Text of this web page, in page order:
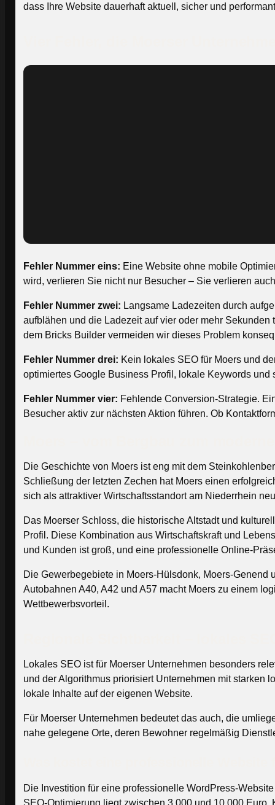
dass Ihre Website dauerhaft aktuell, sicher und
Fehler Nummer eins: Eine Website ohne mobile
wird, verlieren Sie nicht nur Besucher – Sie verlieren
Fehler Nummer zwei: Langsame Ladezeiten durch
aufblähen und die Ladezeit auf vier oder mehr
dem Bricks Builder vermeiden wir dieses Problem
Fehler Nummer drei: Kein lokales SEO für Moers und
optimiertes Google Business Profil, lokale Keywords und
Fehler Nummer vier: Fehlende Conversion-Strategie.
Besucher aktiv zur nächsten Aktion führen. Ob
Die Geschichte von Moers ist eng mit dem
Schließung der letzten Zechen hat Moers einen
sich als attraktiver Wirtschaftsstandort am Niederrhein
Das Moerser Schloss, die historische Altstadt und
Profil. Diese Kombination aus Wirtschaftskraft und
und Kunden ist groß, und eine professionelle Online-
Die Gewerbegebiete in Moers-Hülsdonk, Moers-
Autobahnen A40, A42 und A57 macht Moers zu einem
Wettbewerbsvorteil.
Lokales SEO ist für Moerser Unternehmen besonders
und der Algorithmus priorisiert Unternehmen mit
lokale Inhalte auf der eigenen Website.
Für Moerser Unternehmen bedeutet das auch, die
nahe gelegene Orte, deren Bewohner regelmäßig
Die Investition für eine professionelle WordPress-